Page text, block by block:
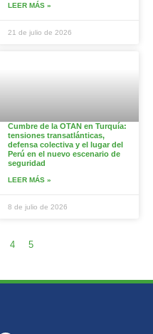
LEER MÁS »
21 de julio de 2026
Cumbre de la OTAN en Turquía:
tensiones transatlánticas,
defensa colectiva y el lugar del
Perú en el nuevo escenario de
seguridad
LEER MÁS »
8 de julio de 2026
4 5